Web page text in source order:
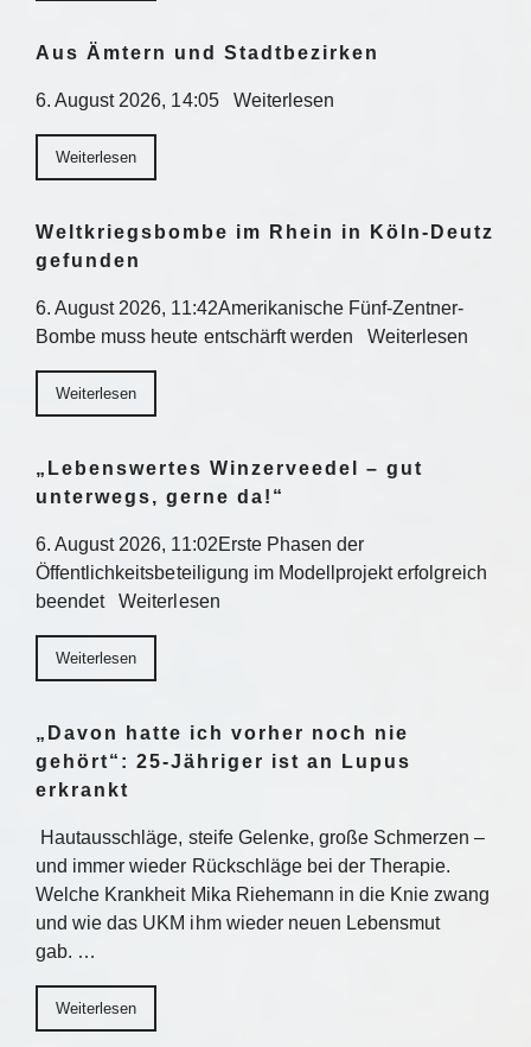
Aus Ämtern und Stadtbezirken
6. August 2026, 14:05 Weiterlesen
Weiterlesen
Weltkriegsbombe im Rhein in Köln-Deutz
gefunden
6. August 2026, 11:42Amerikanische Fünf-Zentner-
Bombe muss heute entschärft werden Weiterlesen
Weiterlesen
„Lebenswertes Winzerveedel – gut
unterwegs, gerne da!“
6. August 2026, 11:02Erste Phasen der
Öffentlichkeitsbeteiligung im Modellprojekt erfolgreich
beendet Weiterlesen
Weiterlesen
„Davon hatte ich vorher noch nie
gehört“: 25-Jähriger ist an Lupus
erkrankt
Hautausschläge, steife Gelenke, große Schmerzen –
und immer wieder Rückschläge bei der Therapie.
Welche Krankheit Mika Riehemann in die Knie zwang
und wie das UKM ihm wieder neuen Lebensmut
gab. …
Weiterlesen